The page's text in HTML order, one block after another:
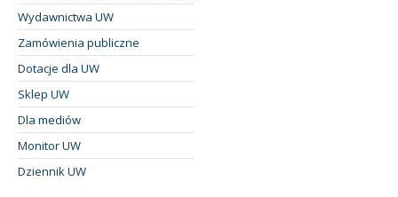
Wydawnictwa UW
Zamówienia publiczne
Dotacje dla UW
Sklep UW
Dla mediów
Monitor UW
Dziennik UW